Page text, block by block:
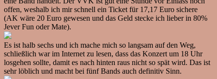
offen, weshalb ich mir schnell ein Ticket für 17,17 Euro sichere
(AK wäre 20 Euro gewesen und das Geld stecke ich lieber in 80%
Jever Fun oder Mate).
Es ist halb sechs und ich mache mich so langsam auf den Weg,
schließlich war im Internet zu lesen, dass das Konzert um 18 Uhr
losgehen sollte, damit es nach hinten raus nicht so spät wird. Das ist
sehr löblich und macht bei fünf Bands auch definitiv Sinn.